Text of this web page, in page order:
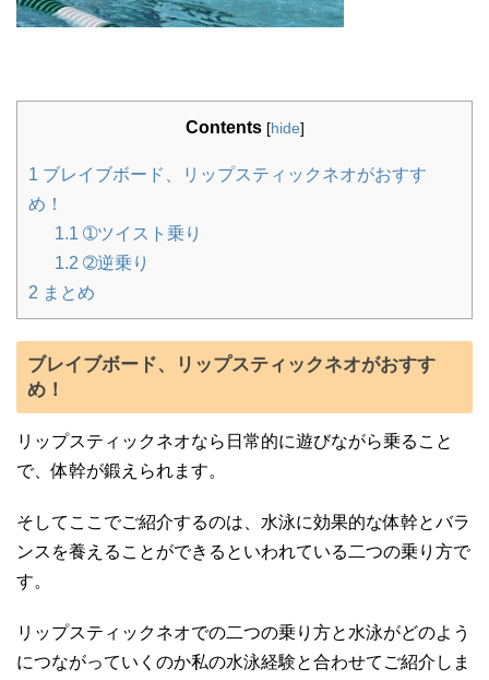
Contents [hide]
1 ブレイブボード、リップスティックネオがおすす
め！
1.1 ➀ツイスト乗り
1.2 ➁逆乗り
2 まとめ
ブレイブボード、リップスティックネオがおすす
め！
リップスティックネオなら日常的に遊びながら乗ること
で、体幹が鍛えられます。
そしてここでご紹介するのは、水泳に効果的な体幹とバラ
ンスを養えることができるといわれている二つの乗り方で
す。
リップスティックネオでの二つの乗り方と水泳がどのよう
につながっていくのか私の水泳経験と合わせてご紹介しま